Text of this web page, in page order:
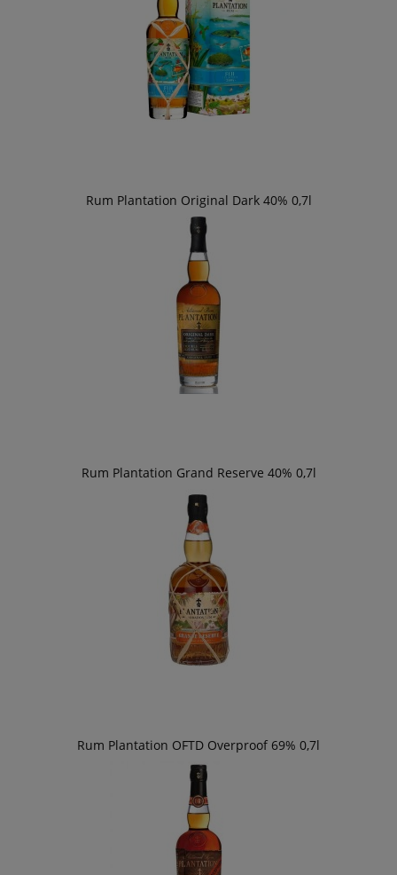
Rum Plantation Original Dark 40% 0,7l
Rum Plantation Grand Reserve 40% 0,7l
Rum Plantation OFTD Overproof 69% 0,7l